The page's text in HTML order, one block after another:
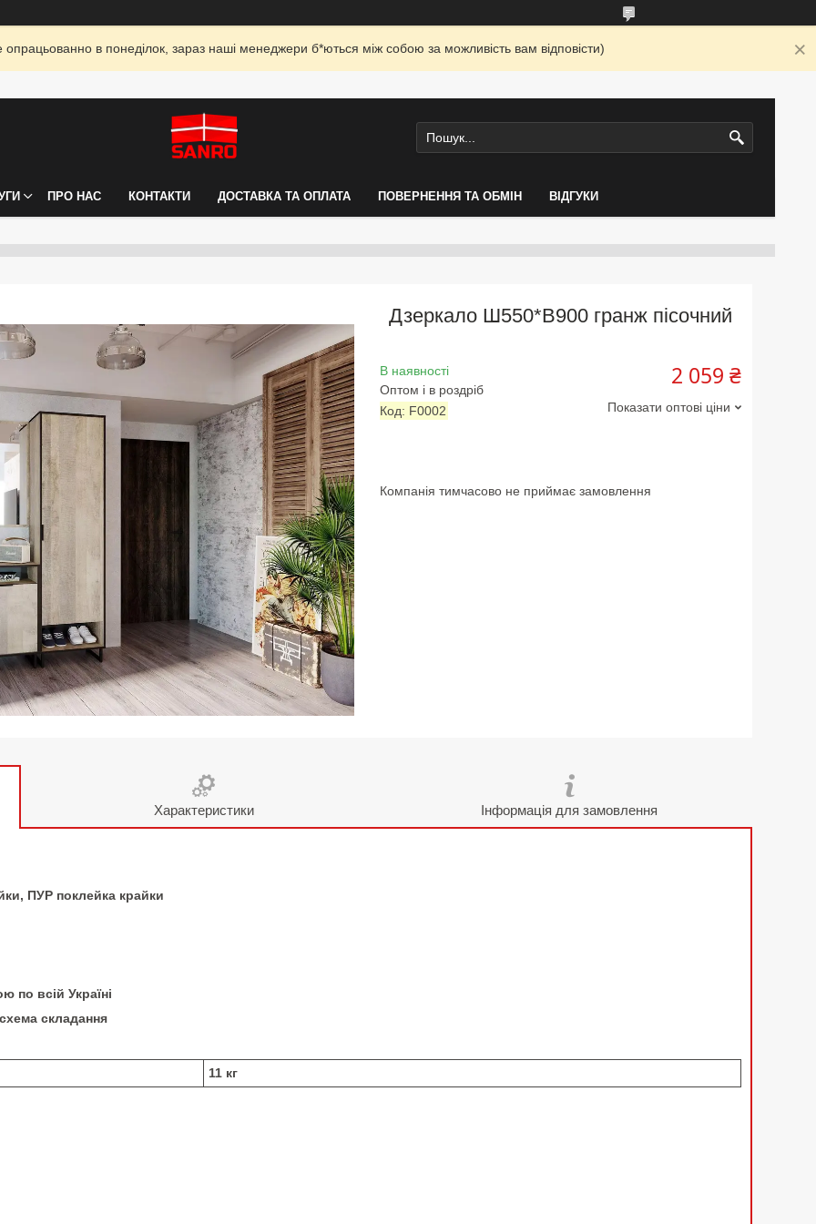
в понеділок, зараз наші менеджери б*ються між собою за можливість вам відповісти)
ПРО НАС КОНТАКТИ ДОСТАВКА ТА ОПЛАТА ПОВЕРНЕННЯ ТА ОБМІН ВІДГУКИ
Дзеркало Ш550*В900 гранж пісочний
В наявності
Оптом і в роздріб
Код: F0002
2 059 ₴
Показати оптові ціни
Компанія тимчасово не приймає замовлення
Характеристики Інформація для замовлення
ПУР поклейка крайки
по всій Україні
складання
11 кг